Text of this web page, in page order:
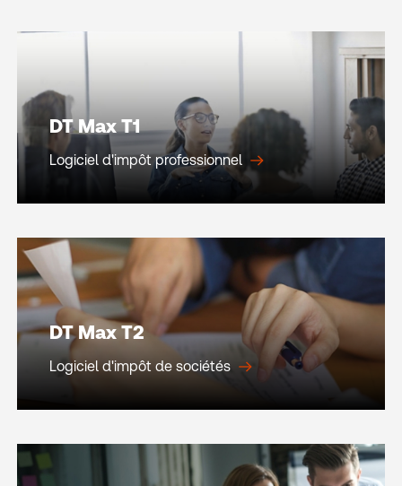
DT Max T1
Logiciel d'impôt professionnel
DT Max T2
Logiciel d'impôt de sociétés